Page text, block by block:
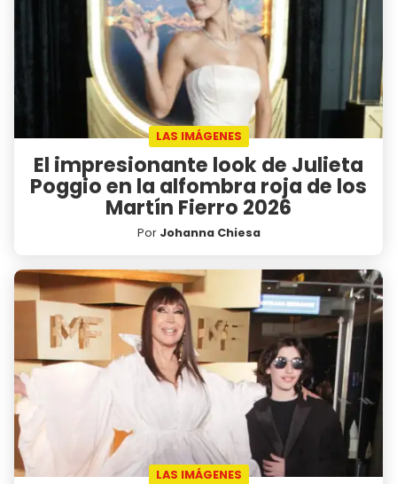
LAS IMÁGENES
El impresionante look de Julieta
Poggio en la alfombra roja de los
Martín Fierro 2026
Por Johanna Chiesa
LAS IMÁGENES